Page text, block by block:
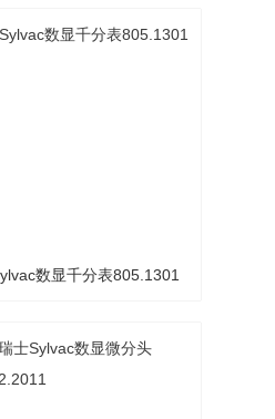
数显千分表805.1301